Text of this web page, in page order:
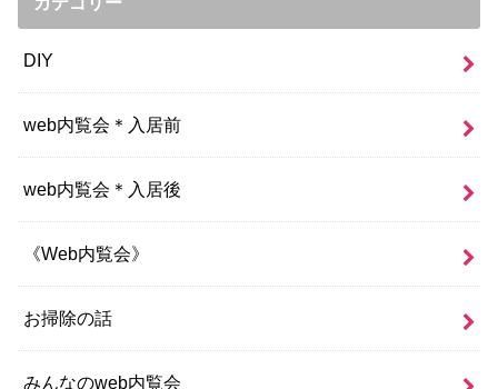
DIY
web内覧会＊入居前
web内覧会＊入居後
《Web内覧会》
お掃除の話
みんなのweb内覧会